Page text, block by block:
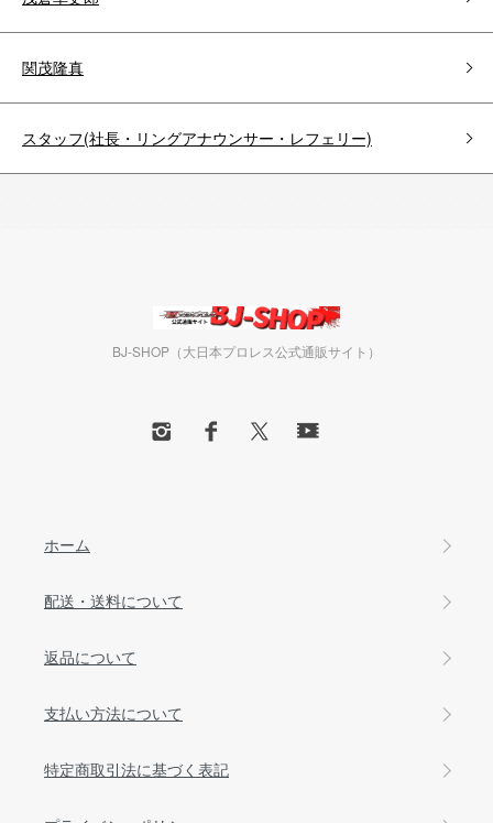
関茂隆真
スタッフ(社長・リングアナウンサー・レフェリー)
BJ-SHOP（大日本プロレス公式通販サイト）
ホーム
配送・送料について
返品について
支払い方法について
特定商取引法に基づく表記